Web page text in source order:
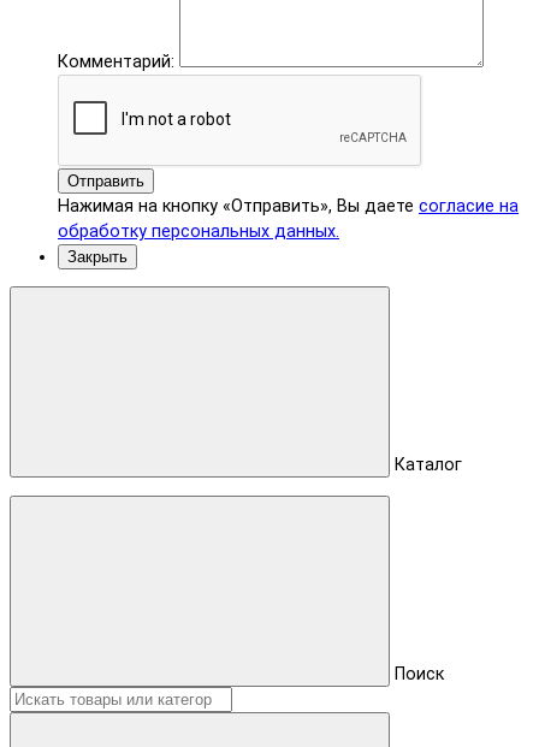
Комментарий:
Отправить
Нажимая на кнопку «Отправить», Вы даете согласие на
обработку персональных данных.
Закрыть
Каталог
Поиск